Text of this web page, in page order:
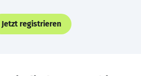
Jetzt registrieren